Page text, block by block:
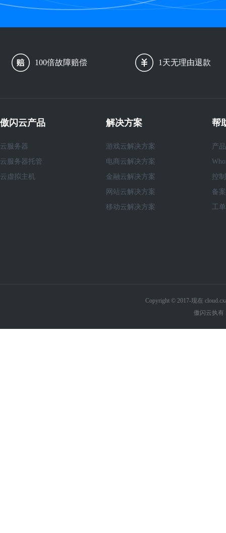
100倍故障赔偿 1天无理由退款
傲闪云产品
云服务器
云服务器托管
云虚拟主机
解决方案
游戏云解决方案
电商云解决方案
金融云解决方案
网站云解决方案
移动云解决方案
帮
产
控
备
工
Copyright © 2017-现在
傲闪云执有